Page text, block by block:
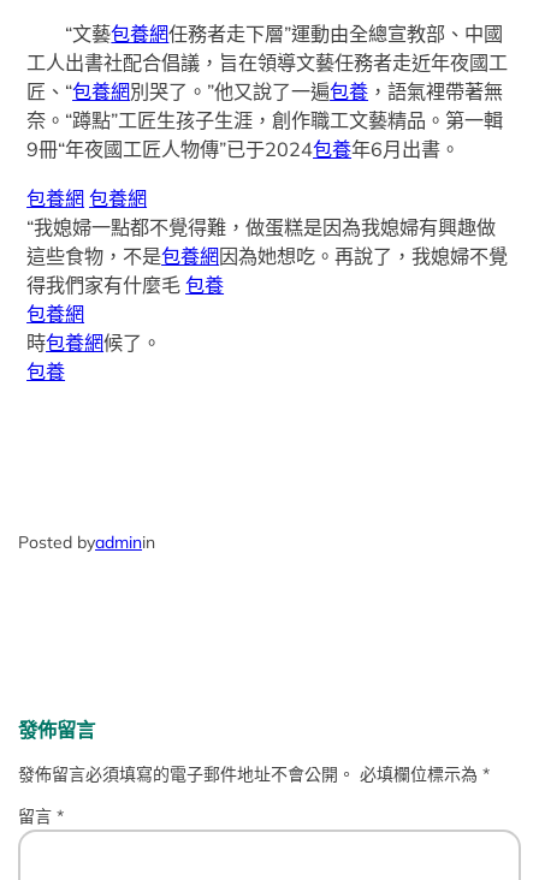
“文藝包養網任務者走下層”運動由全總宣教部、中國
工人出書社配合倡議，旨在領導文藝任務者走近年夜國工
匠、“包養網別哭了。”他又說了一遍包養 ，語氣裡帶著無
奈。“蹲點”工匠生孩子生涯，創作職工文藝精品。第一輯
9冊“年夜國工匠人物傳”已于2024包養年6月出書。
包養網 包養網
“我媳婦一點都不覺得難，做蛋糕是因為我媳婦有興趣做
這些食物，不是包養網因為她想吃。再說了，我媳婦不覺
得我們家有什麼毛包養
包養網
時包養網候了。
包養
Posted byadminin
發佈留言
發佈留言必須填寫的電子郵件地址不會公開。 必填欄位標示為*
留言*